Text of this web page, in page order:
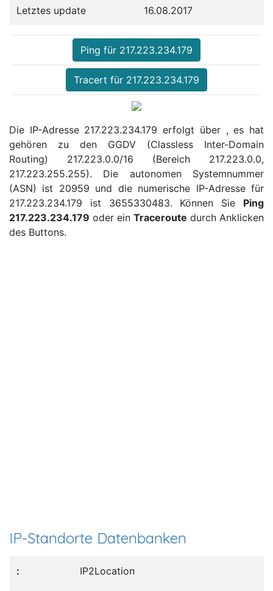
Letztes update 16.08.2017
Ping für 217.223.234.179
Tracert für 217.223.234.179
Die IP-Adresse 217.223.234.179 erfolgt über , es hat
gehören zu den GGDV (Classless Inter-Domain
Routing) 217.223.0.0/16 (Bereich 217.223.0.0,
217.223.255.255). Die autonomen Systemnummer
(ASN) ist 20959 und die numerische IP-Adresse für
217.223.234.179 ist 3655330483. Können Sie Ping
217.223.234.179 oder ein Traceroute durch Anklicken
des Buttons.
IP-Standorte Datenbanken
IP2Location